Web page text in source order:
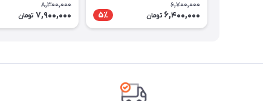
6,700,000
6,400,000 تومان 5٪
8,300,000
7,900,000 تومان